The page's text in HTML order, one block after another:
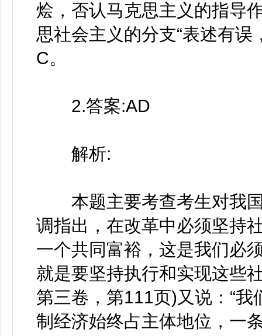
烩，否认马克思主义的指导
思社会主义的分支“表述有
C。
2.答案:AD
解析:
本题主要考查考生对我国
调指出，在改革中必须坚持
一个共同富裕，这是我们必
就是要坚持执行和实现这些
第三卷，第111页)又说：“
制经济始终占主体地位，一